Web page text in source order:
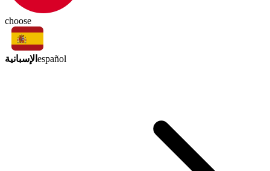
choose
الإسبانية español